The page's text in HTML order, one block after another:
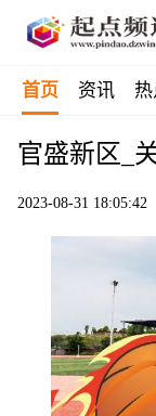
首页 资讯
官盛新区_
2023-08-31 18:05:42